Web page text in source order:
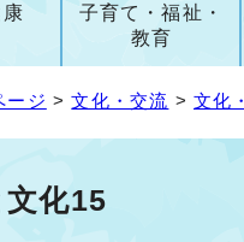
子育て・福祉・
教育
ージ >文化・交流 >文化
化15